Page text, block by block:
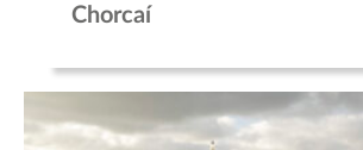
Chorcaí